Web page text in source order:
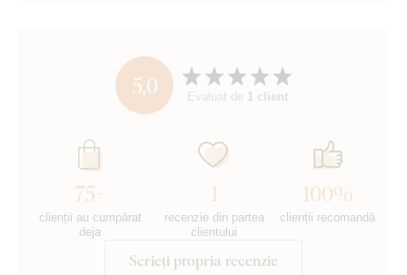
5,0 Evaluat de 1 client
75+
clienții au cumpărat
deja
1
recenzie din partea
clientului
100%
clienții recomandă
Scrieți propria recenzie